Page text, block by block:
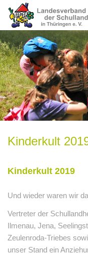
Kinderkult
Kinderkult 2019
Und wieder waren wir
Vertreter der
Ilmenau, Jena,
Zeulenroda-Triebes
unser Stand ein